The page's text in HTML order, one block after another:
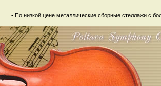
• По низкой цене металлические сборные стеллажис